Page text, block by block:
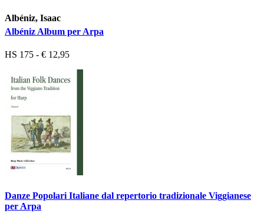
Albéniz, Isaac
Albéniz Album per Arpa
HS 175 - € 12,95
Danze Popolari Italiane dal repertorio tradizionale Viggianese
per Arpa